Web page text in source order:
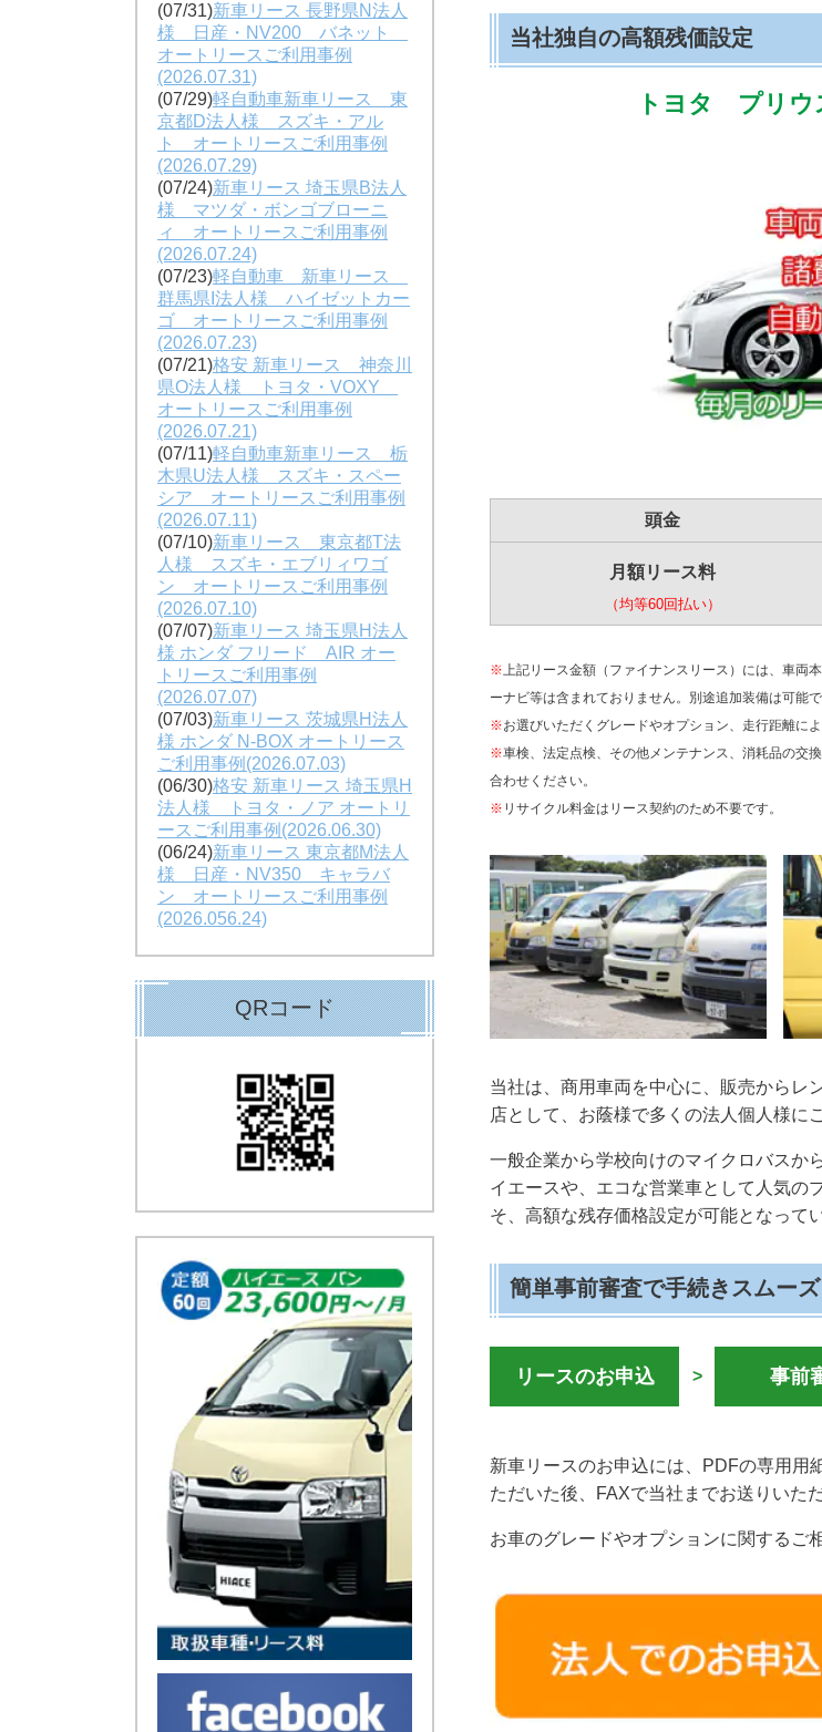
当社独自の高額残価設定
トヨタ プリウ
頭金
月額リース料
（均等60回払い）
※ 上記リース金額（ファイナンスリース）には、車両
ーナビ等は含まれておりません。別途追加装備は可能で
※お選びいただくグレードやオプション、走行距離に
※車検、法定点検、その他メンテナンス、消耗品の交
合わせください。
※ リサイクル料金はリース契約のため不要です。
当社は、商用車両を中心に、販売からレ
店として、お蔭様で多くの法人個人様に
一般企業から学校向けのマイクロバスか
イエースや、エコな営業車として人気の
そ、高額な残存価格設定が可能となって
簡単事前審査で手続きスムーズ
リースのお申込 > 事前
新車リースのお申込には、PDFの専用用
ただいた後、FAXで当社までお送りいた
お車のグレードやオプションに関するご
(07/31)新車リース 長野県N法人
様 日産・NV200 バネット
オートリースご利用事例
(2026.07.31)
(07/29)軽自動車新車リース 東
京都D法人様 スズキ・アル
ト オートリースご利用事例
(2026.07.29)
(07/24)新車リース 埼玉県B法人
様 マツダ・ボンゴブローニ
ィ オートリースご利用事例
(2026.07.24)
(07/23)軽自動車 新車リース
群馬県I法人様 ハイゼットカー
ゴ オートリースご利用事例
(2026.07.23)
(07/21)格安 新車リース 神奈川
県O法人様 トヨタ・VOXY
オートリースご利用事例
(2026.07.21)
(07/11)軽自動車新車リース 栃
木県U法人様 スズキ・スペー
シア オートリースご利用事例
(2026.07.11)
(07/10)新車リース 東京都T法
人様 スズキ・エブリィワゴ
ン オートリースご利用事例
(2026.07.10)
(07/07)新車リース 埼玉県H法人
様 ホンダ フリード AIR オー
トリースご利用事例
(2026.07.07)
(07/03)新車リース 茨城県H法人
様 ホンダ N-BOX オートリース
ご利用事例(2026.07.03)
(06/30)格安 新車リース 埼玉県H
法人様 トヨタ・ノア オートリ
ースご利用事例(2026.06.30)
(06/24)新車リース 東京都M法人
様 日産・NV350 キャラバ
ン オートリースご利用事例
(2026.056.24)
QRコード